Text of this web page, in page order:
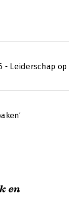
- Leiderschap op
en